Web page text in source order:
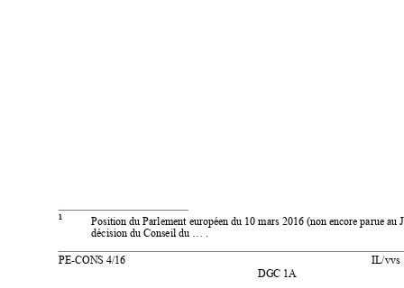
PE-CONS 4/16
IL/vvs
DGC 1A
1
Position du Parlement européen du 10 mars 2016 (non encore parue
décision du Conseil du … .